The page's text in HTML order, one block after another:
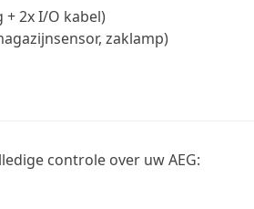
2x I/O kabel)
zaklamp)
controle over uw AEG: